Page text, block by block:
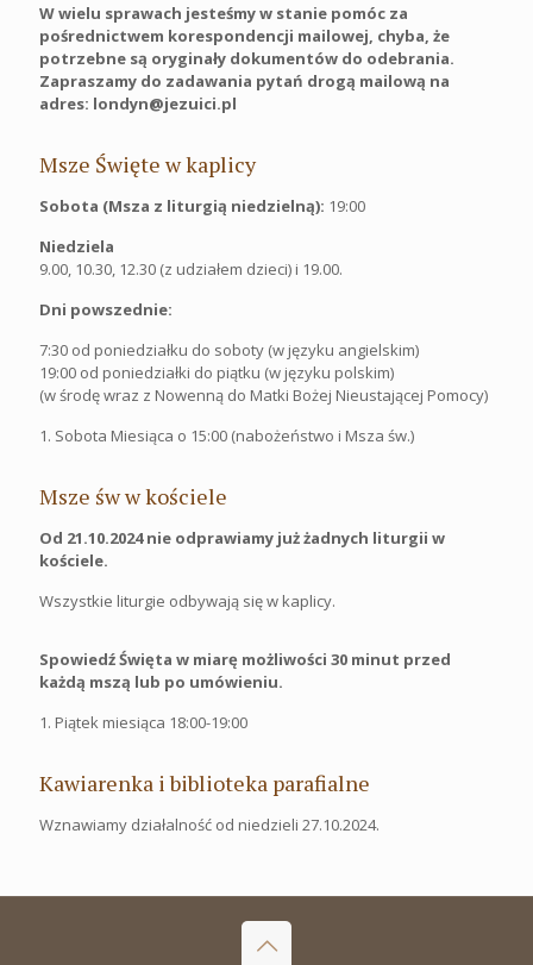
W wielu sprawach jesteśmy w stanie pomóc za
pośrednictwem korespondencji mailowej, chyba, że
potrzebne są oryginały dokumentów do odebrania.
Zapraszamy do zadawania pytań drogą mailową na
adres: londyn@jezuici.pl
Msze Święte w kaplicy
Sobota (Msza z liturgią niedzielną): 19:00
Niedziela
9.00, 10.30, 12.30 (z udziałem dzieci) i 19.00.
Dni powszednie:
7:30 od poniedziałku do soboty (w języku angielskim)
19:00 od poniedziałki do piątku (w języku polskim)
(w środę wraz z Nowenną do Matki Bożej Nieustającej Pomocy)
1. Sobota Miesiąca o 15:00 (nabożeństwo i Msza św.)
Msze św w kościele
Od 21.10.2024 nie odprawiamy już żadnych liturgii w
kościele.
Wszystkie liturgie odbywają się w kaplicy.
Spowiedź Święta w miarę możliwości 30 minut przed
każdą mszą lub po umówieniu.
1. Piątek miesiąca 18:00-19:00
Kawiarenka i biblioteka parafialne
Wznawiamy działalność od niedzieli 27.10.2024.